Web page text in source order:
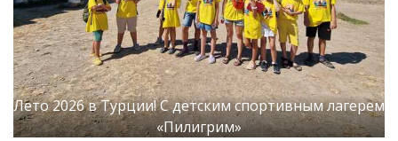
Лето 2026 в Турции! С детским спортивным лагерем
«Пилигрим»